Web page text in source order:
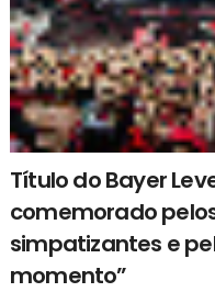
Título do Bayer
comemorado
simpatizantes e
momento”